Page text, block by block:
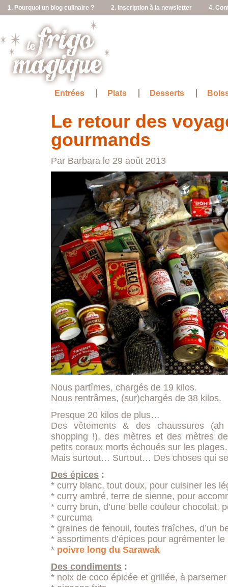
1. Pourquoi un blog culinaire ? 2. Inscription à la newsletter 4.
Entrées Plats Desserts
Le retour des
gourmands
Par Barbara le 29 août 2013
Nous partîmes, chargés de 19 kilos.
Nous rentrâmes, (sur)chargés de 38 kilos.
Presque 20 kilos de plus…
Des vêtements & des chaussures
shopping !), des mètres et des mètres
petits coraux morts échoués sur les
Mais surtout… Surtout… Des choses qui
Des épices :
* curry blanc, tout doux, pour cuisiner les
* curry ambré, terre de sienne, pour
* curry brun, d’une belle couleur chocolat,
* curcuma
* graines de fenouil, toutes fraîches, d’un
* assortiments d’épices pour agrémenter le
* poivre long du Sarawak
Des condiments :
* noix de coco épicée et grillée, à